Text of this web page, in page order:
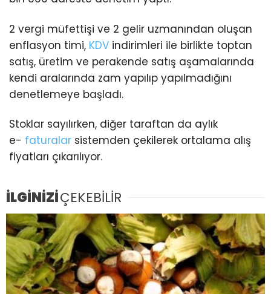
2 vergi müfettişi ve 2 gelir uzmanından oluşan
enflasyon timi, KDV indirimleri ile birlikte toptan
satış, üretim ve perakende satış aşamalarında
kendi aralarında zam yapılıp yapılmadığını
denetlemeye başladı.
Stoklar sayılırken, diğer taraftan da aylık
e- faturalar sistemden çekilerek ortalama alış
fiyatları çıkarılıyor.
İLGİNİZİÇEKEBİLİR